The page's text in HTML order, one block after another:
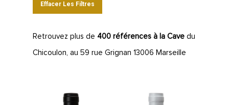
Effacer Les Filtres
Retrouvez plus de 400 références à la Cave du
Chicoulon, au 59 rue Grignan 13006 Marseille